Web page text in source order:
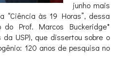
junho mais
“Ciência às 19 Horas”, dessa
Prof. Marcos Buckeridge*
USP), que dissertou sobre o
120 anos de pesquisa no